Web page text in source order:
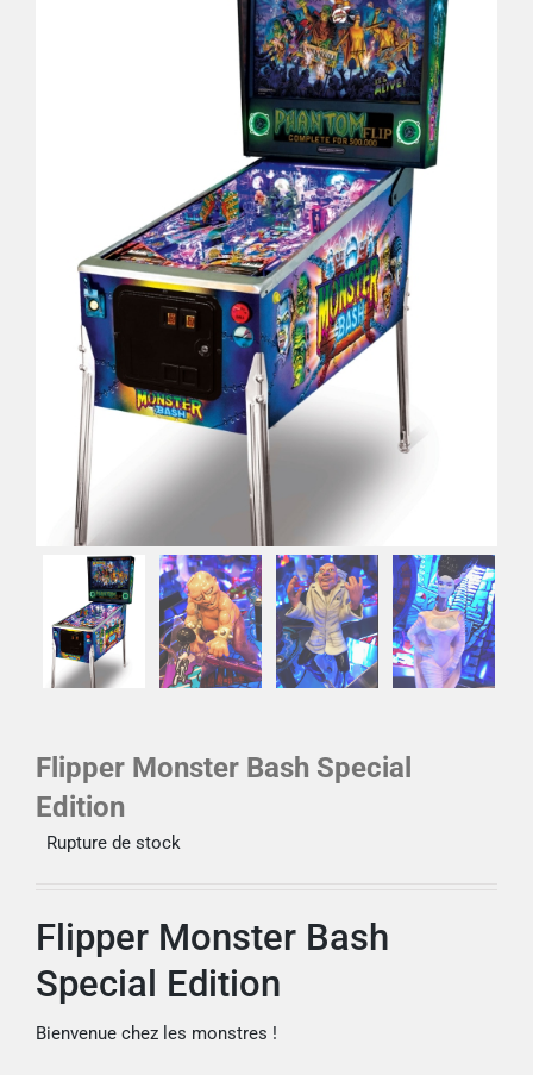
Jeux & Jouets
Son & Cinéma
Singularités
Flipper Monster Bash Special
Edition
Rupture de stock
Flipper Monster Bash
Special Edition
Bienvenue chez les monstres !